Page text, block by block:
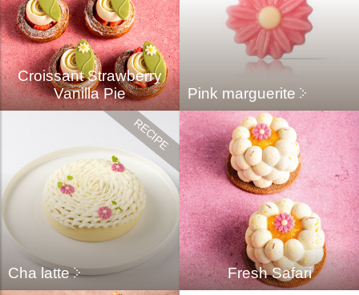
Croissant Strawberry
Vanilla Pie
Pink marguerite
Cha latte Fresh Safari